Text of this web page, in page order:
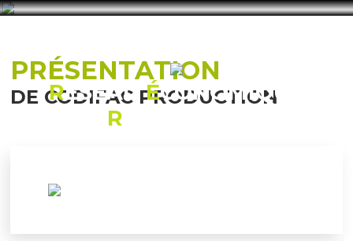
RÉSEAUÉCONOMIQUE
R
PRÉSENTATION
DE CODIFAC PRODUCTION